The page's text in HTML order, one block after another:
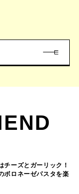
チーズとガーリック！
ボロネーゼパスタを楽